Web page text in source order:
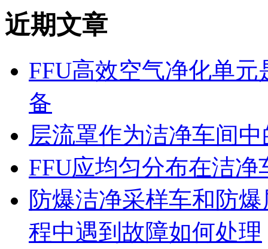
近期文章
FFU高效空气净化单
备
层流罩作为洁净车间
FFU应均匀分布在洁
防爆洁净采样车和防
程中遇到故障如何处理